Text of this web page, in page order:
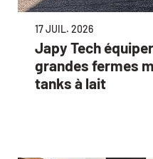
17 JUIL. 2026
Japy Tech
grandes fermes
tanks à lait